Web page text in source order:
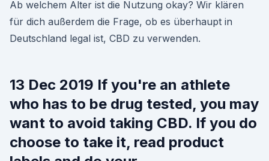
Ab welchem Alter ist die Nutzung okay? Wir klären
für dich außerdem die Frage, ob es überhaupt in
Deutschland legal ist, CBD zu verwenden.
13 Dec 2019 If you're an athlete
who has to be drug tested, you may
want to avoid taking CBD. If you do
choose to take it, read product